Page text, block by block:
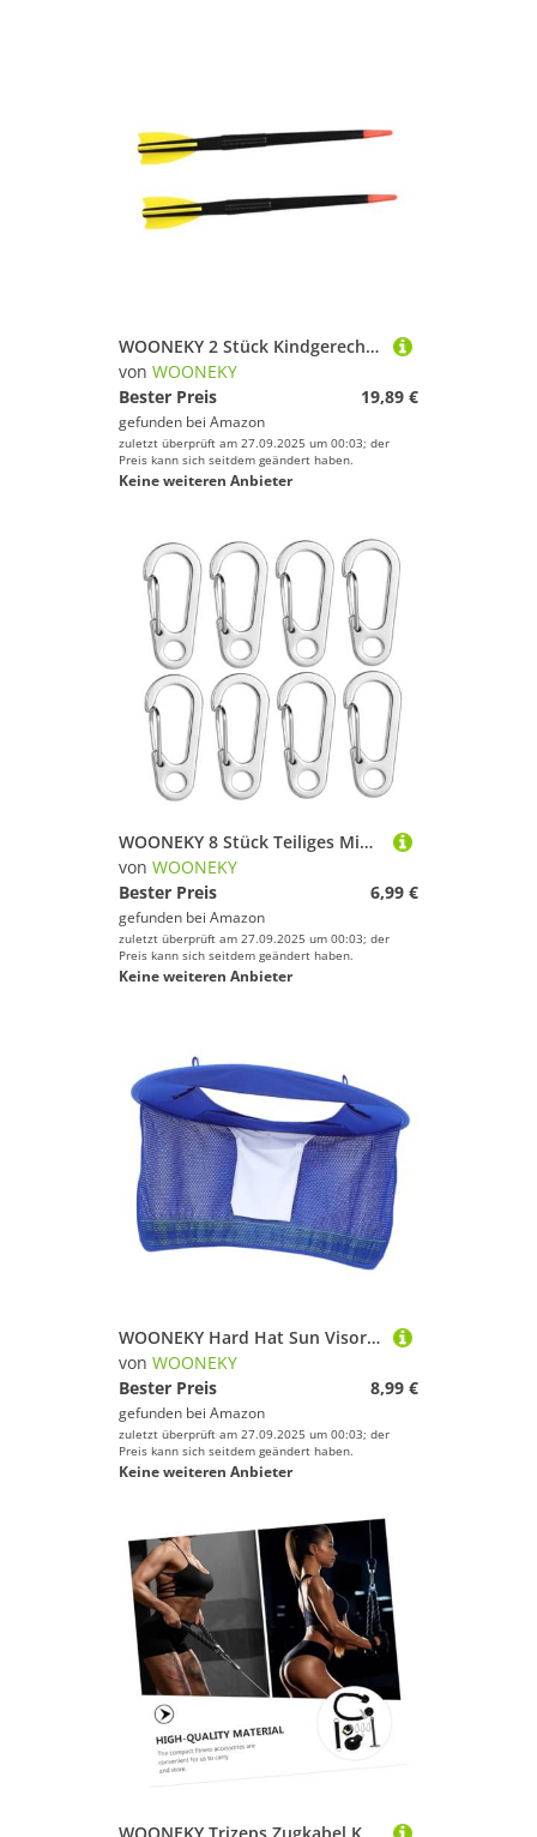
WOONEKY 2 Stück Kindgerechter Abs Trainingsspeer Leichtes Wurfgerät für Kindergarten Sport Sensomotorisches Training Sichere Wurfausrüstung
von WOONEKY
Bester Preis
19,89 €
gefunden bei Amazon
zuletzt überprüft am 27.09.2025 um 00:03; der
Preis kann sich seitdem geändert haben.
Keine weiteren Anbieter
WOONEKY 8 Stück Teiliges Mini Karabiner aus D Ring Schlüsselanhänger mit Schnellverschluss Robust Vielseitig für Wandern Camping Klettern Leichter Outdoor Begleiter
von WOONEKY
Bester Preis
6,99 €
gefunden bei Amazon
zuletzt überprüft am 27.09.2025 um 00:03; der
Preis kann sich seitdem geändert haben.
Keine weiteren Anbieter
WOONEKY Hard Hat Sun Visor Attachment mit Verstellbarem Sonnenschutz Reflektierendem Streifen und Nackenschutz Atmungsaktives Netz UV Schutz Hohe Sichtbarkeit Langlebig Geeignet für BAU
von WOONEKY
Bester Preis
8,99 €
gefunden bei Amazon
zuletzt überprüft am 27.09.2025 um 00:03; der
Preis kann sich seitdem geändert haben.
Keine weiteren Anbieter